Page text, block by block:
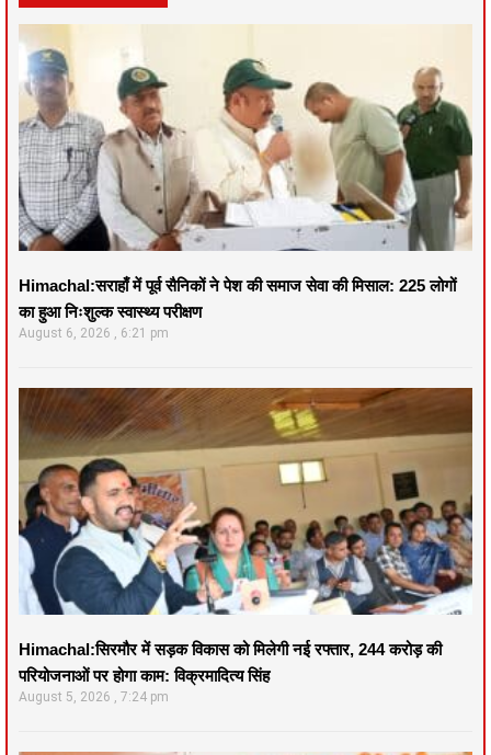
Himachal:सराहाँ में पूर्व सैनिकों ने पेश की समाज सेवा की मिसाल: 225 लोगों
का हुआ निःशुल्क स्वास्थ्य परीक्षण
August 6, 2026 6:21 pm
Himachal:सिरमौर में सड़क विकास को मिलेगी नई रफ्तार, 244 करोड़ की
परियोजनाओं पर होगा काम: विक्रमादित्य सिंह
August 5, 2026 7:24 pm